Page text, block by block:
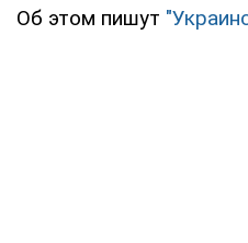
Об этом пишут